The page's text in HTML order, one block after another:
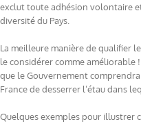
exclut toute adhésion volontaire
diversité du Pays.
La meilleure manière de qualifier
le considérer comme améliorable
que le Gouvernement
France de desserrer l’étau dans
Quelques exemples pour illustrer